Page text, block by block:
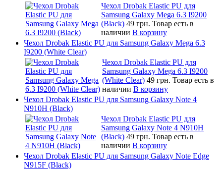
Чехол Drobak Elastic PU для
Samsung Galaxy Mega 6.3 I9200
(Black) 49 грн. Товар есть в
наличии В корзину
Чехол Drobak Elastic PU для Samsung Galaxy Mega 6.3
I9200 (White Clear)
Чехол Drobak Elastic PU для
Samsung Galaxy Mega 6.3 I9200
(White Clear) 49 грн. Товар есть в
наличии В корзину
Чехол Drobak Elastic PU для Samsung Galaxy Note 4
N910H (Black)
Чехол Drobak Elastic PU для
Samsung Galaxy Note 4 N910H
(Black) 49 грн. Товар есть в
наличии В корзину
Чехол Drobak Elastic PU для Samsung Galaxy Note Edge
N915F (Black)